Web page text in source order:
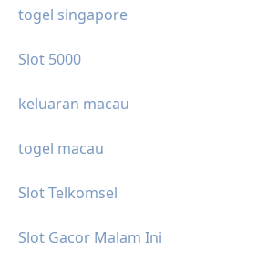
togel singapore
Slot 5000
keluaran macau
togel macau
Slot Telkomsel
Slot Gacor Malam Ini